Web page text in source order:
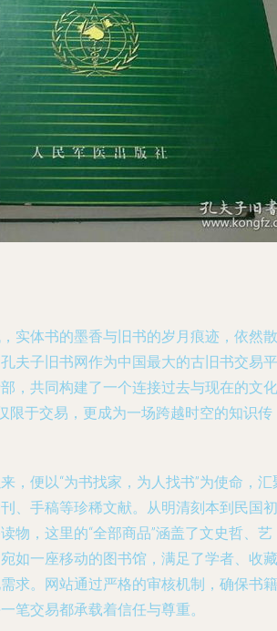
实体书的墨香与旧书的岁月痕迹，依然散
夫子旧书网作为中国最大的古旧书交易平
，共同构建了一个连接过去与现在的文化
限于交易，更成为一场跨越时空的知识传
，便以“为书找家，为人找书”为使命，汇
、手稿等珍稀文献。从明清刻本到民国初
物，这里的“全部商品”涵盖了文史哲、艺
如一座移动的图书馆，满足了学者、收藏
求。网站通过严格的审核机制，确保书籍
笔交易都承载着信任与尊重。